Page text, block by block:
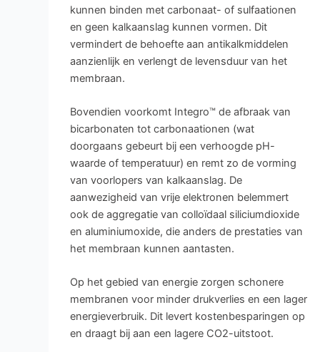
kunnen binden met carbonaat- of sulfaationen
en geen kalkaanslag kunnen vormen. Dit
vermindert de behoefte aan antikalkmiddelen
aanzienlijk en verlengt de levensduur van het
membraan.
Bovendien voorkomt Integro™ de afbraak van
bicarbonaten tot carbonaationen (wat
doorgaans gebeurt bij een verhoogde pH-
waarde of temperatuur) en remt zo de vorming
van voorlopers van kalkaanslag. De
aanwezigheid van vrije elektronen belemmert
ook de aggregatie van colloïdaal siliciumdioxide
en aluminiumoxide, die anders de prestaties van
het membraan kunnen aantasten.
Op het gebied van energie zorgen schonere
membranen voor minder drukverlies en een lager
energieverbruik. Dit levert kostenbesparingen op
en draagt bij aan een lagere CO2-uitstoot.